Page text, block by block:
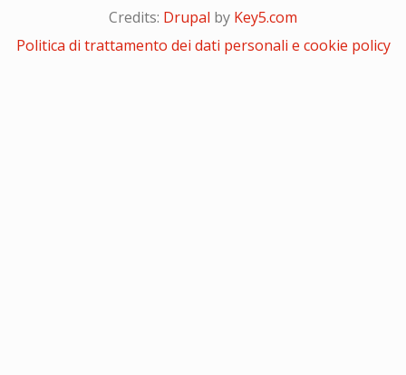
Credits: Drupal by Key5.com
Politica di trattamento dei dati personali e cookie policy